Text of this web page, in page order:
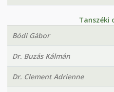
Tanszéki
Bódi Gábor
Dr. Buzás Kálmán
Dr. Clement Adrienne